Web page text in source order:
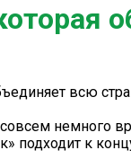
всю
немного
подходит к